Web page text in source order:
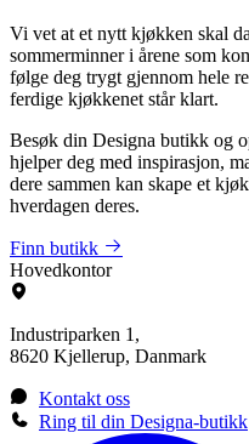
Vi vet at et nytt kjøkken skal
sommerminner i årene som
følge deg trygt gjennom hele
ferdige kjøkkenet står klart.
Besøk din Designa butikk og
hjelper deg med inspirasjon,
dere sammen kan skape et
hverdagen deres.
Finn butikk
Hovedkontor
Industriparken 1,
8620 Kjellerup, Danmark
Kontakt oss
Ring til din Designa-butikk